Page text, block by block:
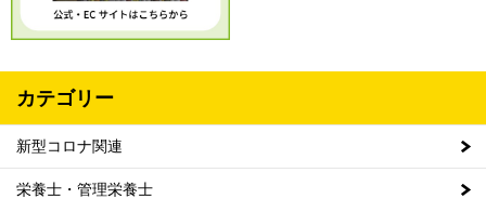
カテゴリー
新型コロナ関連
栄養士・管理栄養士